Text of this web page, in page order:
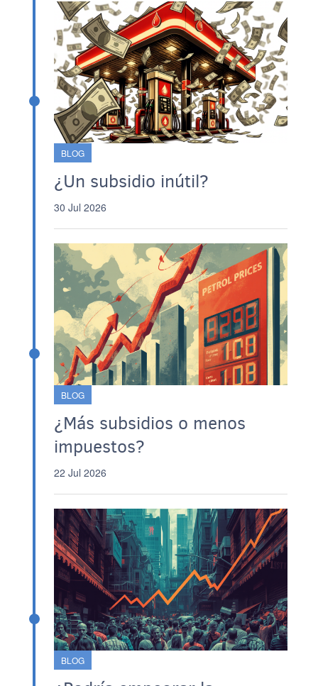
BLOG
¿Un subsidio inútil?
30 Jul 2026
BLOG
¿Más subsidios o menos
impuestos?
22 Jul 2026
BLOG